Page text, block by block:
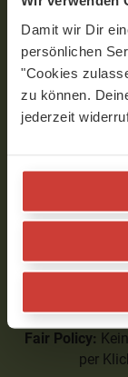
Damit wir Dir
persönlichen
"Cookies
zu können.
jederzeit
Fair Policy:
per